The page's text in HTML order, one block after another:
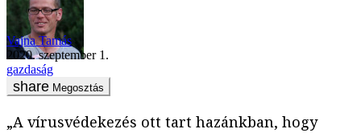
Vajna Tamás
2020. szeptember 1.
gazdaság
Megosztás
„A vírusvédekezés ott tart hazánkban, hogy